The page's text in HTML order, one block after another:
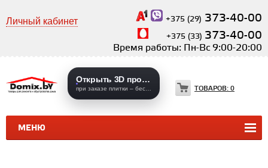
Личный кабинет +375 (29) 373-40-00
+375 (33) 373-40-00
Время работы: Пн-Вс 9:00-20:00
МЕНЮ
Открыть 3D проекты
ТОВАРОВ: 0
КЕРАМИЧЕСКАЯ ПЛИТКА